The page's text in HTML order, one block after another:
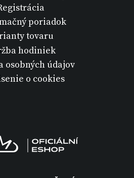
poriadok
tovaru
hodiniek
osobných údajov
o cookies